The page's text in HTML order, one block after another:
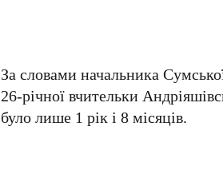
За словами начальника
26-річної вчительки
було лише 1 рік і 8 місяців.